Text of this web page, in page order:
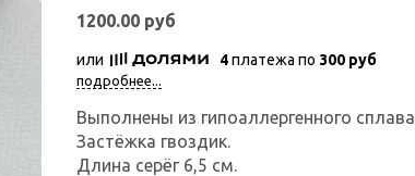
1200.00 руб
или 4платежа по 300 руб
подробнее...
Выполнены из гипоаллергенного
Застёжка гвоздик.
Длина серёг 6,5 см.